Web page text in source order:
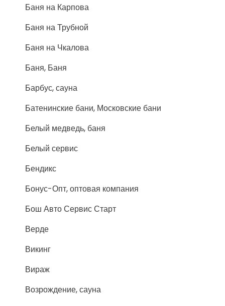
Баня на Карпова
Баня на Трубной
Баня на Чкалова
Баня, Баня
Барбус, сауна
Батенинские бани, Московские бани
Белый медведь, баня
Белый сервис
Бендикс
Бонус-Опт, оптовая компания
Бош Авто Сервис Старт
Верде
Викинг
Вираж
Возрождение, сауна